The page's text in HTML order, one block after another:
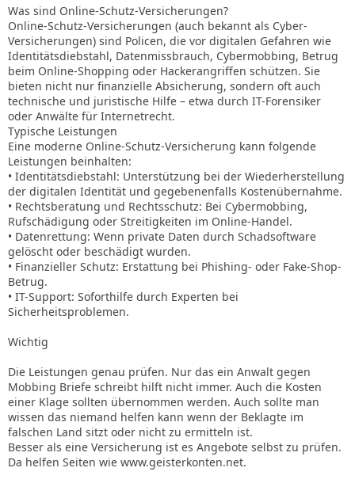
Was sind Online-Schutz-Versicherungen?
Online-Schutz-Versicherungen (auch bekannt als Cyber-
Versicherungen) sind Policen, die vor digitalen Gefahren wie
Identitätsdiebstahl, Datenmissbrauch, Cybermobbing, Betrug
beim Online-Shopping oder Hackerangriffen schützen. Sie
bieten nicht nur finanzielle Absicherung, sondern oft auch
technische und juristische Hilfe – etwa durch IT-Forensiker
oder Anwälte für Internetrecht.
Typische Leistungen
Eine moderne Online-Schutz-Versicherung kann folgende
Leistungen beinhalten:
• Identitätsdiebstahl: Unterstützung bei der Wiederherstellung
der digitalen Identität und gegebenenfalls Kostenübernahme.
• Rechtsberatung und Rechtsschutz: Bei Cybermobbing,
Rufschädigung oder Streitigkeiten im Online-Handel.
• Datenrettung: Wenn private Daten durch Schadsoftware
gelöscht oder beschädigt wurden.
• Finanzieller Schutz: Erstattung bei Phishing- oder Fake-Shop-
Betrug.
• IT-Support: Soforthilfe durch Experten bei
Sicherheitsproblemen.
Wichtig
Die Leistungen genau prüfen. Nur das ein Anwalt gegen
Mobbing Briefe schreibt hilft nicht immer. Auch die Kosten
einer Klage sollten übernommen werden. Auch sollte man
wissen das niemand helfen kann wenn der Beklagte im
falschen Land sitzt oder nicht zu ermitteln ist.
Besser als eine Versicherung ist es Angebote selbst zu prüfen.
Da helfen Seiten wie www.geisterkonten.net.